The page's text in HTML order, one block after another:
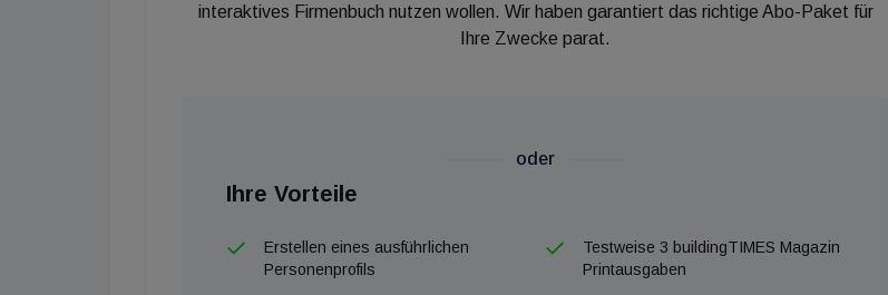
interaktives Firmenbuch nutzen wollen. Wir haben garantiert das richtige Abo-Paket für
Ihre Zwecke parat.
oder
Ihre Vorteile
Erstellen eines ausführlichen
Personenprofils
Testweise 3 buildingTIMES Magazin
Printausgaben